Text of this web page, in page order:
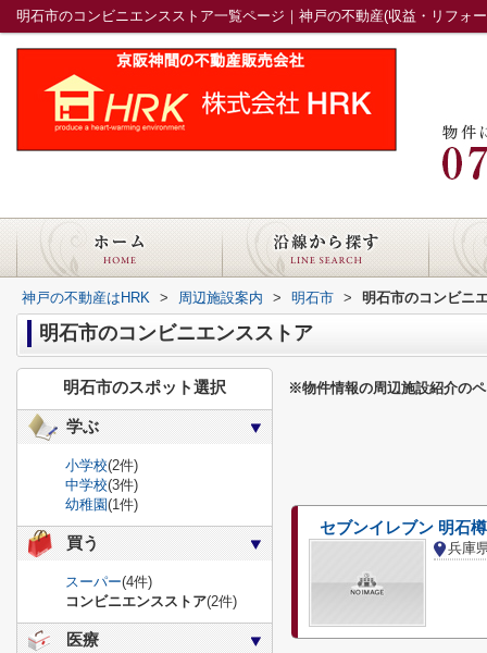
明石市のコンビニエンスストア一覧ページ｜神戸の不動産(収益・リフォ
神戸の不動産はHRK > 周辺施設案内 > 明石市 > 明石市のコンビニ
明石市のコンビニエンスストア
※物件情報の周辺施設紹介の
セブンイレブン 明石
兵庫
明石市のスポット選択
学ぶ
小学校(2件)
中学校(3件)
幼稚園(1件)
買う
スーパー(4件)
コンビニエンスストア(2件)
医療